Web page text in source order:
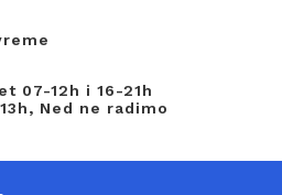
07-12h i 16-21h
Ned ne radimo